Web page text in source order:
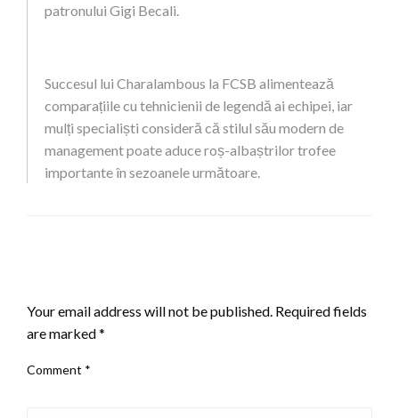
patronului Gigi Becali.
Succesul lui Charalambous la FCSB alimentează
comparațiile cu tehnicienii de legendă ai echipei, iar
mulți specialiști consideră că stilul său modern de
management poate aduce roș-albaștrilor trofee
importante în sezoanele următoare.
Your email address will not be published. Required fields
are marked*
Comment *